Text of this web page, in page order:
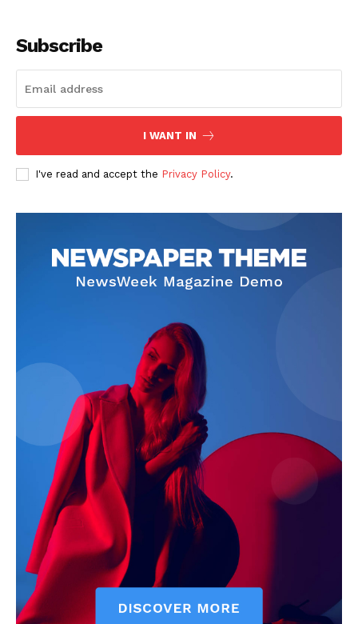
Subscribe
I WANT IN
I've read and accept the Privacy Policy.